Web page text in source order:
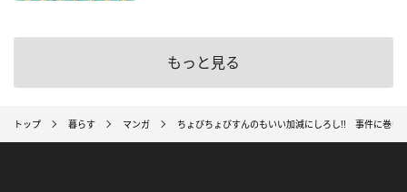
もっと見る
トップ 暮らす マンガ ちょびちょびすんのもいい加減にしろし!! 事件に巻き